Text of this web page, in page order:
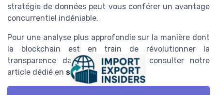
stratégie de données peut vous conférer un avantage
concurrentiel indéniable.
Pour une analyse plus approfondie sur la manière dont
la blockchain est en train de révolutionner la
transparence dans l'import-export, consulter notre
article dédié en suivant ce lien.